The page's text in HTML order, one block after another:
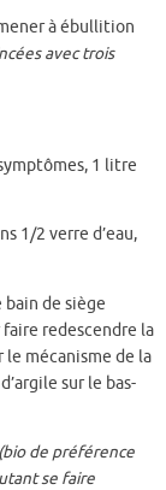
à ébullition
avec trois
1 litre
1/2 verre d’eau,
de siège
redescendre la
mécanisme de la
sur le bas-
(bio de préférence
se faire